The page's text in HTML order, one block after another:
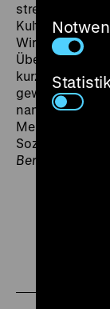
strengem,
Kulturpolitik
Wirklichkeit,
Überzeugung,
kurz nach der
gewesen sein
nannte, die
Mensch für den
Sozialismus für
Berliner Zeitung